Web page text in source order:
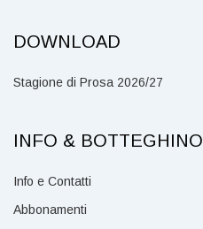
DOWNLOAD
Stagione di Prosa 2026/27
INFO & BOTTEGHINO
Info e Contatti
Abbonamenti